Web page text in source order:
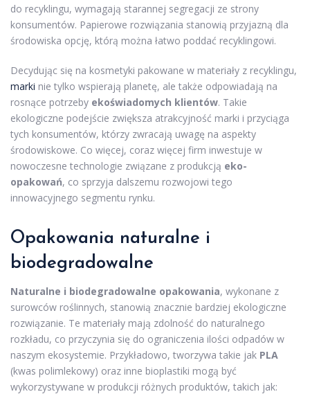
do recyklingu, wymagają starannej segregacji ze strony
konsumentów. Papierowe rozwiązania stanowią przyjazną dla
środowiska opcję, którą można łatwo poddać recyklingowi.
Decydując się na kosmetyki pakowane w materiały z recyklingu,
marki nie tylko wspierają planetę, ale także odpowiadają na
rosnące potrzeby ekoświadomych klientów. Takie
ekologiczne podejście zwiększa atrakcyjność marki i przyciąga
tych konsumentów, którzy zwracają uwagę na aspekty
środowiskowe. Co więcej, coraz więcej firm inwestuje w
nowoczesne technologie związane z produkcją eko-
opakowań, co sprzyja dalszemu rozwojowi tego
innowacyjnego segmentu rynku.
Opakowania naturalne i
biodegradowalne
Naturalne i biodegradowalne opakowania, wykonane z
surowców roślinnych, stanowią znacznie bardziej ekologiczne
rozwiązanie. Te materiały mają zdolność do naturalnego
rozkładu, co przyczynia się do ograniczenia ilości odpadów w
naszym ekosystemie. Przykładowo, tworzywa takie jak PLA
(kwas polimlekowy) oraz inne bioplastiki mogą być
wykorzystywane w produkcji różnych produktów, takich jak: